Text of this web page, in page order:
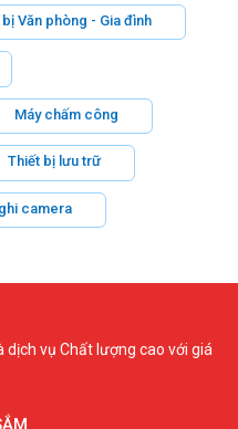
Văn phòng - Gia đình
Máy chấm công
Thiết bị lưu trữ
camera
vụ Chất lượng cao với giá